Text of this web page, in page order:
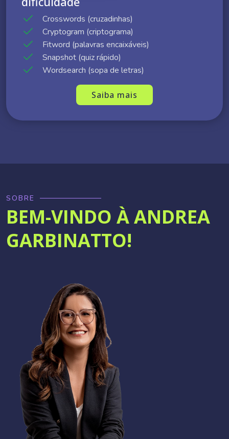
Crosswords (cruzadinhas)
Cryptogram (criptograma)
Fitword (palavras encaixáveis)
Snapshot (quiz rápido)
Wordsearch (sopa de letras)
Saiba mais
SOBRE
BEM-VINDO À ANDREA
GARBINATTO!